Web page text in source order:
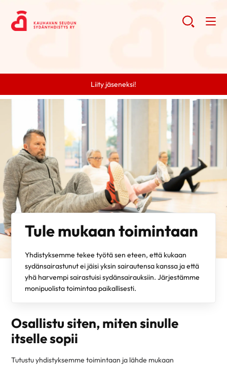
Liity jäseneksi!
Tule mukaan toimintaan
Yhdistyksemme tekee työtä sen eteen, että kukaan
sydänsairastunut ei jäisi yksin sairautensa kanssa ja että
yhä harvempi sairastuisi sydänsairauksiin. Järjestämme
monipuolista toimintaa paikallisesti.
Osallistu siten, miten sinulle
itselle sopii
Tutustu yhdistyksemme toimintaan ja lähde mukaan